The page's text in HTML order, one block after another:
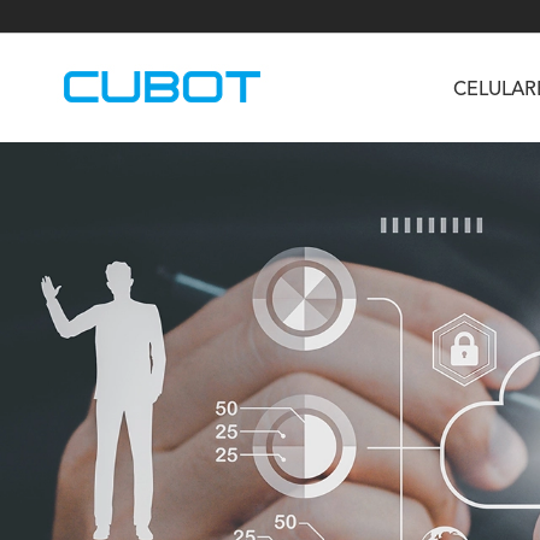
KINGKONG DURA KINGKONG E1
TAB KingKong S TAB KingKong MiNi
U2
Neo 1a